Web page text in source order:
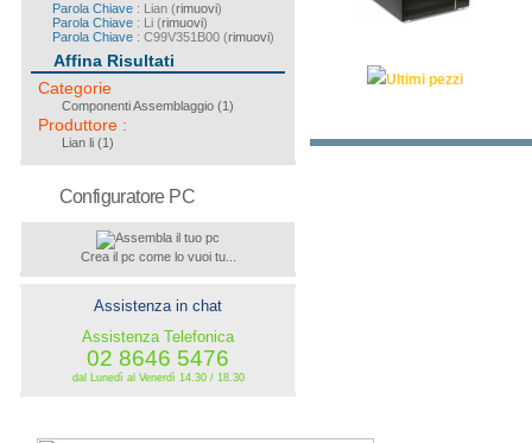
Parola Chiave: Lian (rimuovi)
Parola Chiave: Li (rimuovi)
Parola Chiave: C99V351B00 (rimuovi)
Affina Risultati
Categorie
Componenti Assemblaggio(1)
Produttore:
Lian li(1)
Configuratore PC
Crea il pc come lo vuoi tu...
Assistenza in chat
Assistenza Telefonica
02 8646 5476
dal Lunedì al Venerdì 14.30 / 18.30
Ultimi pezzi